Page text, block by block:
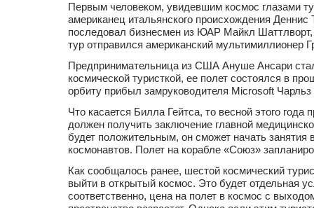
Первым человеком, увидевшим космос глазами
американец итальянского происхождения Деннис
последовал бизнесмен из ЮАР Майкл Шаттлворт,
тур отправился американский мультимиллионер
Предпринимательница из США Ануше Ансари
космической туристкой, ее полет состоялся в
орбиту прибыл замруководителя Microsoft
Что касается Билла Гейтса, то весной этого года
должен получить заключение главной
будет положительным, он сможет начать занятия
космонавтов. Полет на корабле «Союз»
Как сообщалось ранее, шестой космический
выйти в открытый космос. Это будет отдельная
соответственно, цена на полет в космос с